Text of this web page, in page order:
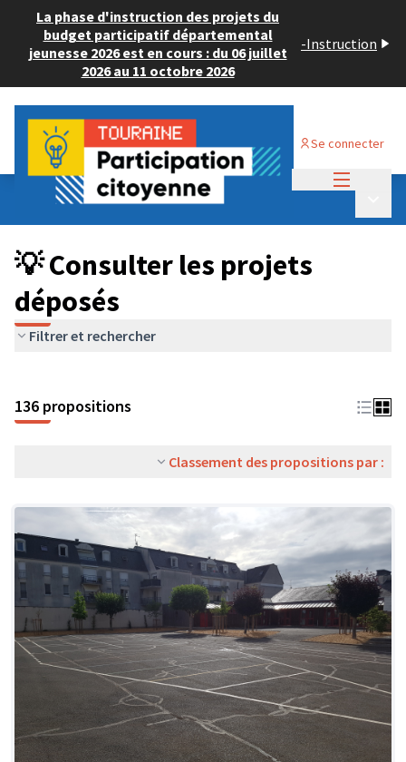
La phase d'instruction des projets du
budget participatif départemental
jeunesse 2026 est en cours : du 06 juillet
2026 au 11 octobre 2026
-Instruction
Se connecter
Budget Participatif JEUNESSE 2024
💡 Consulter les projets déposés
💡 Consulter les projets
déposés
Filtrer et rechercher
136 propositions
Classement des propositions par :